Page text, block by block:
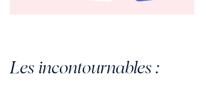
Les incontournables :